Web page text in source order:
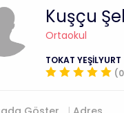
Kuşçu
Ortaokul
TOKAT YEŞİLYURT